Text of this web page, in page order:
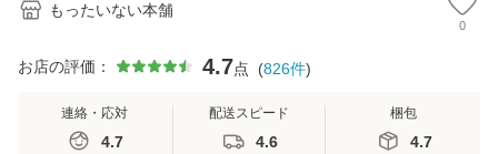
もったいない本舗
0
お店の評価： 4.7点 (826件)
連絡・応対
4.7
配送スピード
4.6
梱包
4.7